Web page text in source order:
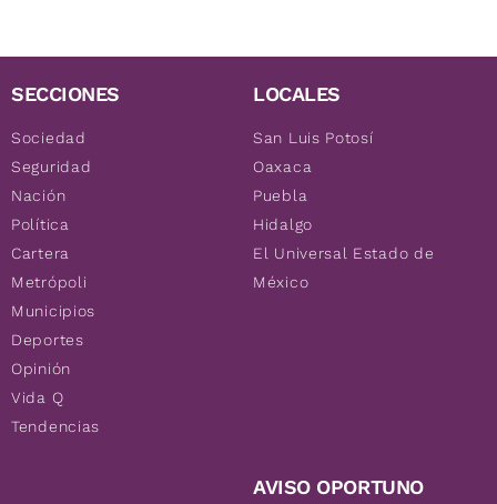
SECCIONES
Sociedad
Seguridad
Nación
Política
Cartera
Metrópoli
Municipios
Deportes
Opinión
Vida Q
Tendencias
LOCALES
San Luis Potosí
Oaxaca
Puebla
Hidalgo
El Universal Estado de
México
AVISO OPORTUNO